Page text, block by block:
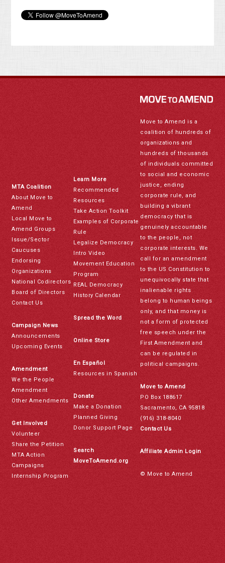
MTA Coalition
About Move to
Amend
Local Move to
Amend Groups
Issue/Sector
Caucuses
Endorsing
Organizations
National Codirectors
Board of Directors
Contact Us
Campaign News
Announcements
Upcoming Events
Amendment
We the People
Amendment
Other Amendments
Get Involved
Volunteer
Share the Petition
MTA Action
Campaigns
Internship Program
Learn More
Recommended
Resources
Take Action Toolkit
Examples of Corporate
Rule
Legalize Democracy
Intro Video
Movement Education
Program
REAL Democracy
History Calendar
Spread the Word
Online Store
En Español
Resources in Spanish
Donate
Make a Donation
Planned Giving
Donor Support Page
Search
MoveToAmend.org
Move to Amend is a
coalition of hundreds of
organizations and
hundreds of thousands
of individuals committed
to social and economic
justice, ending
corporate rule, and
building a vibrant
democracy that is
genuinely accountable
to the people, not
corporate interests. We
call for an amendment
to the US Constitution to
unequivocally state that
inalienable rights
belong to human beings
only, and that money is
not a form of protected
free speech under the
First Amendment and
can be regulated in
political campaigns.
Move to Amend
PO Box 188617
Sacramento, CA 95818
(916) 318-8040
Contact Us
Affiliate Admin Login
© Move to Amend